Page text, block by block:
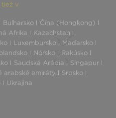
tiež v
Bulharsko
Čína (Hongkong)
Afrika
Kazachstan
Luxembursko
Maďarsko
Nórsko
Rakúsko
Saudská Arábia
Singapur
arabské emiráty
Srbsko
Ukrajina